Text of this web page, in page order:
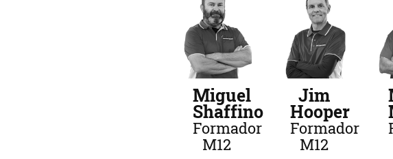
Miguel
Shaffino
Formador
M12
Jim
Hooper
Formador
M12